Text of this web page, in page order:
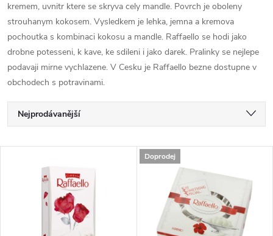
kremem, uvnitr ktere se skryva cely mandle. Povrch je oboleny
strouhanym kokosem. Vysledkem je lehka, jemna a kremova
pochoutka s kombinaci kokosu a mandle. Raffaello se hodi jako
drobne potesseni, k kave, ke sdileni i jako darek. Pralinky se nejlepe
podavaji mirne vychlazene. V Cesku je Raffaello bezne dostupne v
obchodech s potravinami.
Ř
a
Nejprodávanější
Doprodej